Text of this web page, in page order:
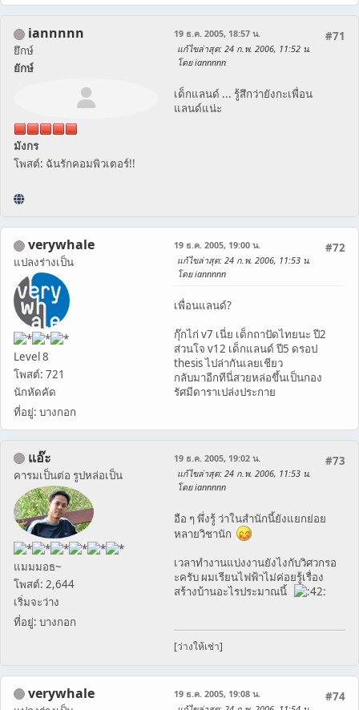
iannnnn
ยึกษ์
ยักษ์
มังกร
โพสต์: ฉันรักคอมพิวเตอร์!!
#71
19 ธ.ค. 2005, 18:57 น.
แก้ไขล่าสุด: 24 ก.พ. 2006, 11:52 น.
โดย iannnnn
เด็กแลนด์ ... รู้สึกว่ายังกะเพื่อน
แลนด์แน่ะ
verywhale
แปลงร่างเป็น
Level 8
โพสต์: 721
นักหัดคัด
ที่อยู่: บางกอก
#72
19 ธ.ค. 2005, 19:00 น.
แก้ไขล่าสุด: 24 ก.พ. 2006, 11:53 น.
โดย iannnnn
เพื่อนแลนด์?
กุ๊กไก่ v7 เนี่ย เด็กถาปัดไทยนะ ปี2
ส่วนโจ v12 เด็กแลนด์ ปี5 ดรอป
thesis ไปล่ากันเลยเชียว
กลับมาอีกทีนี่สวยหล่อขึ้นเป็นกอง
รัศมีดาราเปล่งประกาย
แอ๊ะ
คารมเป็นต่อ รูปหล่อเป็น
แมมมอธ~
โพสต์: 2,644
เริ่มจะว่าง
ที่อยู่: บางกอก
#73
19 ธ.ค. 2005, 19:02 น.
แก้ไขล่าสุด: 24 ก.พ. 2006, 11:53 น.
โดย iannnnn
อือ ๆ พึ่งรู้ ว่าในสำนักนี้ยังแยกย่อย
หลายวิชานัก
เวลาทำงานแบ่งงานยังไงกับวิศวกรอ
ะครับ ผมเรียนไฟฟ้าไม่ค่อยรู้เรื่อง
สร้างบ้านอะไรประมาณนี้
[ว่างให้เช่า]
verywhale #74
19 ธ.ค. 2005, 19:08 น.